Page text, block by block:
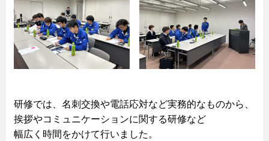
研修では、名刺交換や電話応対など実務的なものから、
挨拶やコミュニケーションに関する研修など
幅広く時間をかけて行いました。